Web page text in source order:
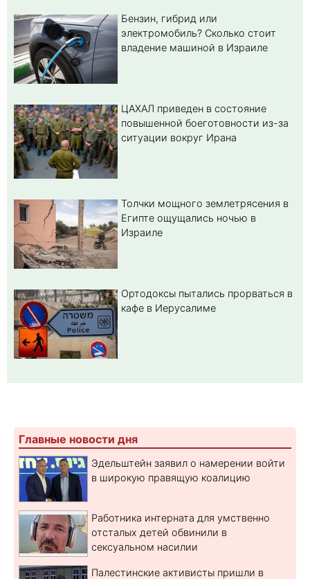
Бензин, гибрид или
электромобиль? Cколько стоит
владение машиной в Израиле
ЦАХАЛ приведен в состояние
повышенной боеготовности из-за
ситуации вокруг Ирана
Толчки мощного землетрясения в
Египте ощущались ночью в
Израиле
Ортодоксы пытались прорваться в
кафе в Иерусалиме
Главные новости дня
Эдельштейн заявил о намерении войти
в широкую правящую коалицию
Работника интерната для умственно
отсталых детей обвинили в
сексуальном насилии
Палестинские активисты пришли в